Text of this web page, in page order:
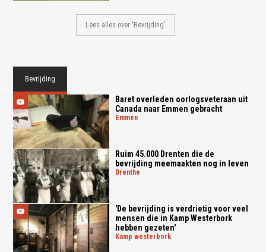
Lees alles over 'Bevrijding'
Bevrijding
Baret overleden oorlogsveteraan uit
Canada naar Emmen gebracht
emmen
Ruim 45.000 Drenten die de
bevrijding meemaakten nog in leven
drenthe
'De bevrijding is verdrietig voor veel
mensen die in Kamp Westerbork
hebben gezeten'
kamp westerbork